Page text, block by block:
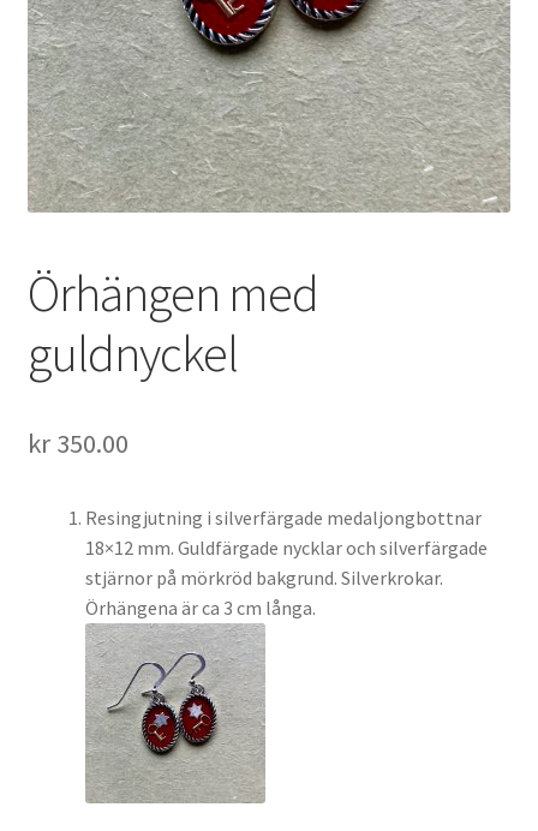
Örhängen med
guldnyckel
kr350.00
Resingjutning i silverfärgade medaljongbottnar
18×12 mm. Guldfärgade nycklar och silverfärgade
stjärnor på mörkröd bakgrund. Silverkrokar.
Örhängena är ca 3 cm långa.